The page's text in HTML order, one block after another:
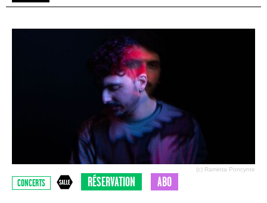
(c) Raminta Poncynte
CONCERTS RÉSERVATION ABO